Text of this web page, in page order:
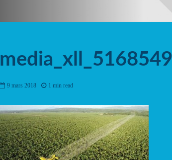
media_xll_5168549
9 mars 2018 1 min read